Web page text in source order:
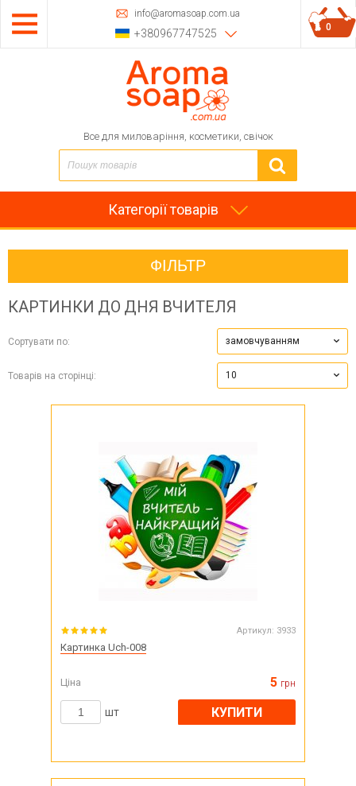
info@aromasoap.com.ua
+380967747525
Все для миловаріння, косметики, свічок
0
Категорії товарів
ФІЛЬТР
КАРТИНКИ ДО ДНЯ ВЧИТЕЛЯ
Сортувати по: замовчуванням
Товарів на сторінці: 10
Артикул: 3933
Картинка Uch-008
Ціна 5 грн
шт КУПИТИ